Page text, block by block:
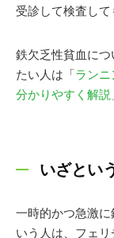
受診して検査して
鉄欠乏性貧血に
たい人は「ラン
分かりやすく解説
いざとい
一時的かつ急激
いう人は、フェリ